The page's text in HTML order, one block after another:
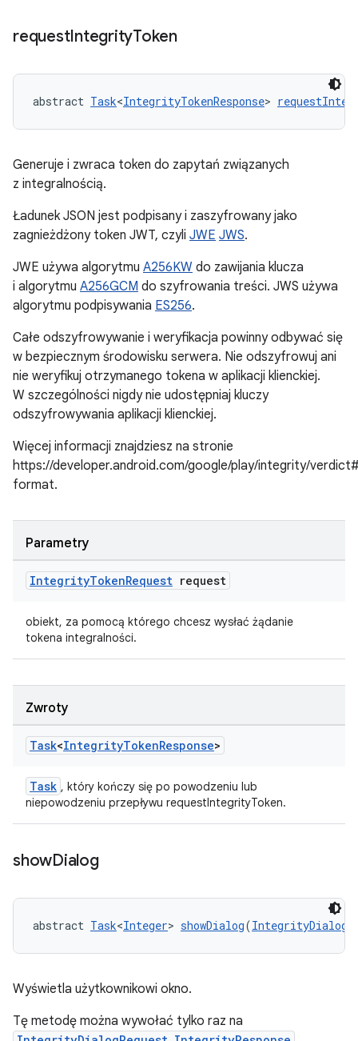
requestIntegrityToken
abstract Task<IntegrityTokenResponse>
Generuje i zwraca token do zapytań związanych
z integralnością.
Ładunek JSON jest podpisany i zaszyfrowany jako
zagnieżdżony token JWT, czyli JWE JWS.
JWE używa algorytmu A256KW do zawijania klucza
i algorytmu A256GCM do szyfrowania treści. JWS używa
algorytmu podpisywania ES256.
Całe odszyfrowywanie i weryfikacja powinny odbywać się
w bezpiecznym środowisku serwera. Nie odszyfrowuj ani
nie weryfikuj otrzymanego tokena w aplikacji klienckiej.
W szczególności nigdy nie udostępniaj kluczy
odszyfrowywania aplikacji klienckiej.
Więcej informacji znajdziesz na stronie
https://developer.android.com/google/play/integrity/
format.
Parametry
IntegrityTokenRequest request
obiekt, za pomocą którego chcesz wysłać żądanie
tokena integralności.
Zwroty
Task<IntegrityTokenResponse>
Task , który kończy się po powodzeniu lub
niepowodzeniu przepływu requestIntegrityToken.
showDialog
abstract Task<Integer> showDialog(
Wyświetla użytkownikowi okno.
Tę metodę można wywołać tylko raz na